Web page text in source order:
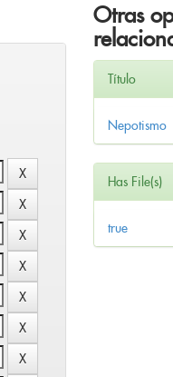
Otras
Título
Nepotismo
Has File(s)
true